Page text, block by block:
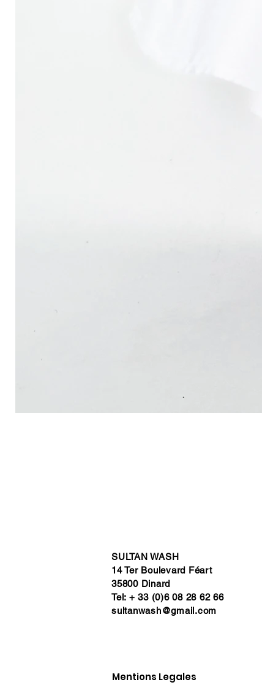
SULTAN WASH
14 Ter Boulevard Féart
35800 Dinard
Tel: + 33 (0)6 08 28 62 66
sultanwash@gmail.com
Mentions Legales